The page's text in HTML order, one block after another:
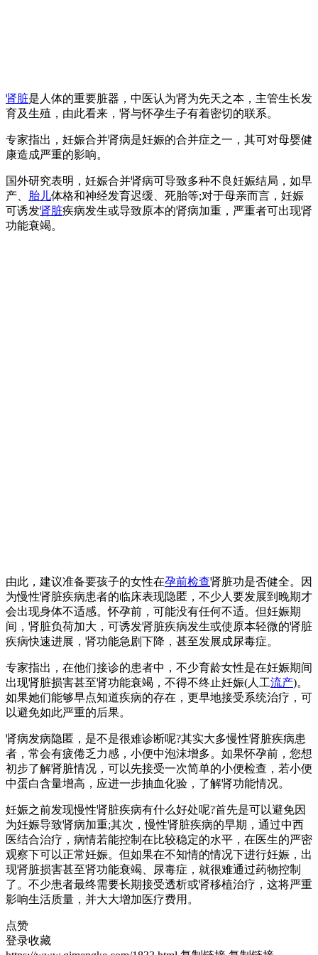
肾脏是人体的重要脏器，中医认为肾为先天之本，主管生长发
育及生殖，由此看来，肾与怀孕生子有着密切的联系。
专家指出，妊娠合并肾病是妊娠的合并症之一，其可对母婴健
康造成严重的影响。
国外研究表明，妊娠合并肾病可导致多种不良妊娠结局，如早
产、
胎儿体格和神经发育迟缓、死胎等;对于母亲而言，妊娠
可诱发肾脏疾病发生或导致原本的肾病加重，严重者可出现肾
功能衰竭。
由此，建议准备要孩子的女性在孕前检查肾脏功是否健全。因
为慢性肾脏疾病患者的临床表现隐匿，不少人要发展到晚期才
会出现身体不适感。怀孕前，可能没有任何不适。但妊娠期
间，肾脏负荷加大，可诱发肾脏疾病发生或使原本轻微的肾脏
疾病快速进展，肾功能急剧下降，甚至发展成尿毒症。
专家指出，在他们接诊的患者中，不少育龄女性是在妊娠期间
出现肾脏损害甚至肾功能衰竭，不得不终止妊娠(人工流产)。
如果她们能够早点知道疾病的存在，更早地接受系统治疗，可
以避免如此严重的后果。
肾病发病隐匿，是不是很难诊断呢?其实大多慢性肾脏疾病患
者，常会有疲倦乏力感，小便中泡沫增多。如果怀孕前，您想
初步了解肾脏情况，可以先接受一次简单的小便检查，若小便
中蛋白含量增高，应进一步抽血化验，了解肾功能情况。
妊娠之前发现慢性肾脏疾病有什么好处呢?首先是可以避免因
为妊娠导致肾病加重;其次，慢性肾脏疾病的早期，通过中西
医结合治疗，病情若能控制在比较稳定的水平，在医生的严密
观察下可以正常妊娠。但如果在不知情的情况下进行妊娠，出
现肾脏损害甚至肾功能衰竭、尿毒症，就很难通过药物控制
了。不少患者最终需要长期接受透析或肾移植治疗，这将严重
影响生活质量，并大大增加医疗费用。
点赞
登录收藏